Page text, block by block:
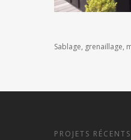
Sablage, grenaillage,
PROJETS RÉCENTS